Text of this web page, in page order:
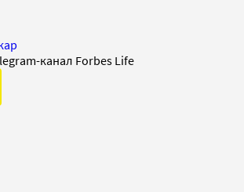
канал Forbes Life